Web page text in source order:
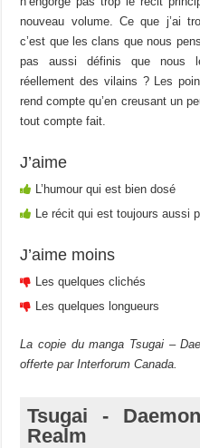
nouveau volume. Ce que j’ai
c’est que les clans que nous
pas aussi définis que nous
réellement des vilains ? Les
rend compte qu’en creusant un
tout compte fait.
J’aime
L’humour qui est bien dosé
Le récit qui est toujours aussi
J’aime moins
Les quelques clichés
Les quelques longueurs
La copie du manga Tsugai –
offerte par Interforum Canada.
Tsugai -
Realm